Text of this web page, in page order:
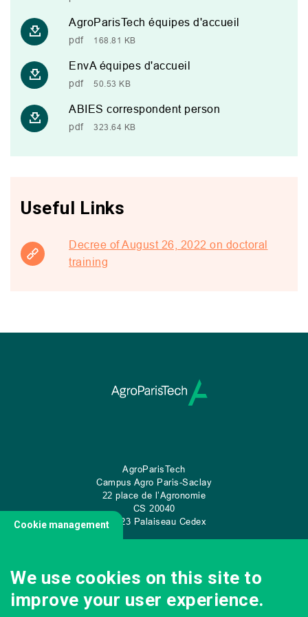
AgroParisTech équipes d'accueil
pdf 168.81 KB
EnvA équipes d'accueil
pdf 50.53 KB
ABIES correspondent person
pdf 323.64 KB
Useful Links
Decree of August 26, 2022 on doctoral
training
AgroParisTech
Campus Agro Paris-Saclay
22 place de l’Agronomie
CS 20040
91 123 Palaiseau Cedex
CONTACT US
Cookie management
We use cookies on this site to
improve your user experience.